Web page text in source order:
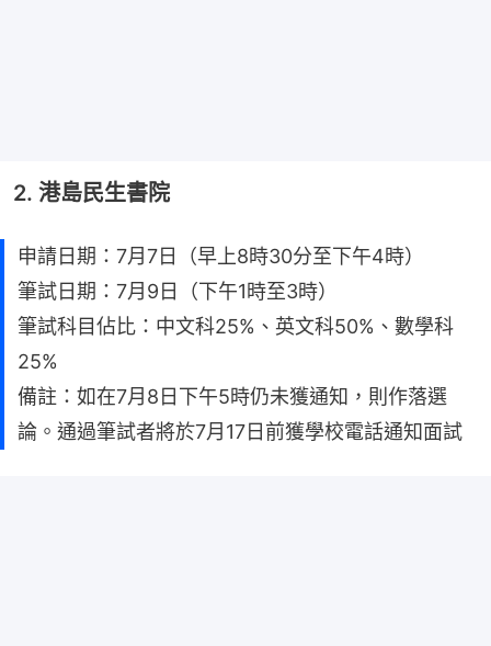
2. 港島民生書院
申請日期：7月7日（早上8時30分至下午4時）
筆試日期：7月9日（下午1時至3時）
筆試科目佔比：中文科25%、英文科50%、數學科
25%
備註：如在7月8日下午5時仍未獲通知，則作落選
論。通過筆試者將於7月17日前獲學校電話通知面試